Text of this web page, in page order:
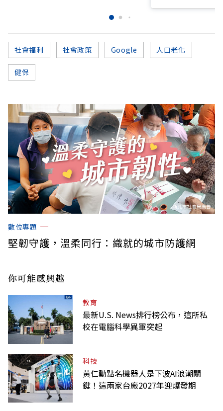
社會福利 社會政策 Google 人口老化
健保
數位專題
堅韌守護，溫柔同行：織就的城市防護網
你可能感興趣
教育
最新U.S. News排行榜公布，這所私
校在電腦科學異軍突起
科技
黃仁勳點名機器人是下波AI浪潮關
鍵！這兩家台廠2027年迎爆發期